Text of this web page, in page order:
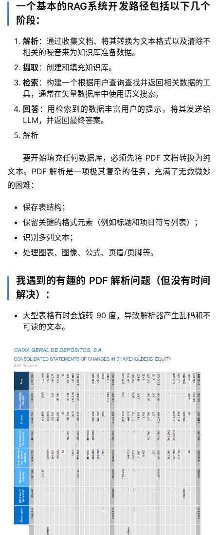
一个基本的RAG系统开发路径包括以下几个
阶段：
解析：通过收集文档、将其转换为文本格式以及清除不
相关的噪音来为知识库准备数据。
摄取 ：创建和填充知识库。
检索：构建一个根据用户查询查找并返回相关数据的工
具，通常在矢量数据库中使用语义搜索。
回答 ：用检索到的数据丰富用户的提示，将其发送给
LLM，并返回最终答案。
解析
要开始填充任何数据库，必须先将 PDF 文档转换为纯
文本。PDF 解析是一项极其复杂的任务，充满了无数微妙
的困难：
保存表结构；
保留关键的格式元素（例如标题和项目符号列表）；
识别多列文本；
处理图表、图像、公式、页眉/页脚等。
我遇到的有趣的 PDF 解析问题（但没有时间
解决）：
大型表格有时会旋转 90 度，导致解析器产生乱码和不
可读的文本。